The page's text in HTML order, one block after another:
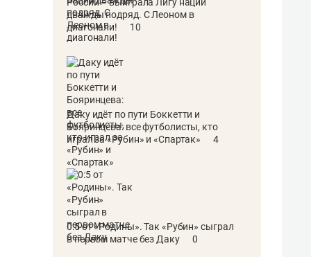
дважды подряд. С Леоном в
диагонали!
10
Даку идёт по пути Боккетти и
Бояринцева: все футболисты, кто
играл за «Рубин» и «Спартак»
4
0:5 от «Родины». Так «Рубин» сыграл
в первом матче без Даку
0